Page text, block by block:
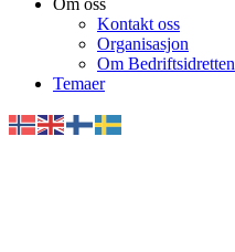
Om oss
Kontakt oss
Organisasjon
Om Bedriftsidretten
Temaer